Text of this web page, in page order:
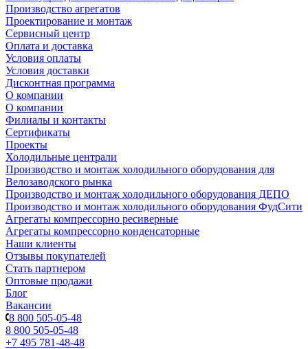
Производство агрегатов
Проектирование и монтаж
Сервисный центр
Оплата и доставка
Условия оплаты
Условия доставки
Дисконтная программа
О компании
О компании
Филиалы и контакты
Сертификаты
Проекты
Холодильные централи
Производство и монтаж холодильного оборудования для
Велозаводского рынка
Производство и монтаж холодильного оборудования ДЕПО
Производство и монтаж холодильного оборудования ФудСити
Агрегаты компрессорно ресиверные
Агрегаты компрессорно конденсаторные
Наши клиенты
Отзывы покупателей
Стать партнером
Оптовые продажи
Блог
Вакансии
8 800 505-05-48
8 800 505-05-48
+7 495 781-48-48